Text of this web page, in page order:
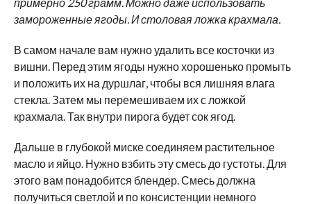
замороженные ягоды. И столовая ложка крахмала.
В самом начале вам нужно удалить все косточки из
вишни. Перед этим ягоды нужно хорошенько промыть
и положить их на дуршлаг, чтобы вся лишняя влага
стекла. Затем мы перемешиваем их с ложкой
крахмала. Так внутри пирога будет сок ягод.
Дальше в глубокой миске соединяем растительное
масло и яйцо. Нужно взбить эту смесь до густоты. Для
этого вам понадобится блендер. Смесь должна
получиться светлой и по консистенции немного